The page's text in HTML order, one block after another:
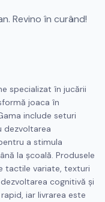
Revino în curând!
specializat în jucării
joaca în
include seturi
dezvoltarea
a stimula
la școală. Produsele
tactile variate, texturi
cognitivă și
iar livrarea este